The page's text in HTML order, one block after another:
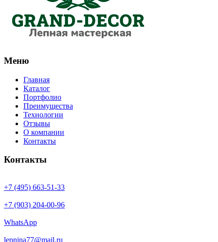
Меню
Главная
Каталог
Портфолио
Преимущества
Технологии
Отзывы
О компании
Контакты
Контакты
+7 (495) 663-51-33
+7 (903) 204-00-96
WhatsApp
lepnina77@mail.ru